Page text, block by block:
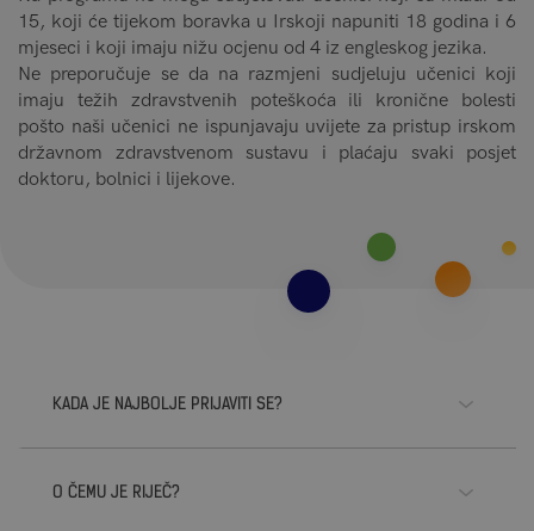
15, koji će tijekom boravka u Irskoji napuniti 18 godina i 6
mjeseci i koji imaju nižu ocjenu od 4 iz engleskog jezika.
Ne preporučuje se da na razmjeni sudjeluju učenici koji
imaju težih zdravstvenih poteškoća ili kronične bolesti
pošto naši učenici ne ispunjavaju uvijete za pristup irskom
državnom zdravstvenom sustavu i plaćaju svaki posjet
doktoru, bolnici i lijekove.
KADA JE NAJBOLJE PRIJAVITI SE?
O ČEMU JE RIJEČ?